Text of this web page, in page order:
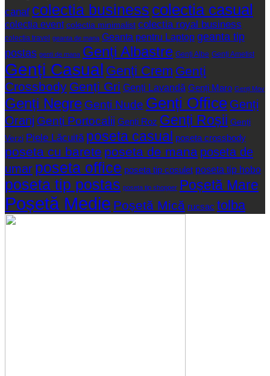
canaf colectia business colectia casual
colectia event colectia minimalist colectia royal business
colectia travel geanta de mana Geanta pentru Laptop geanta tip
postas genti de mana Genți Albastre Genți Albe Genți Ametist
Genți Casual Genți Crem Genți
Crossbody Genți Gri Genți Lavandă Genți Maro Genți Mov
Genți Negre Genți Nude Genți Office Genți
Oranj Genți Portocalii Genți Roz Genți Roșii Genți
Verzi Piele Lăcuită poseta casual poseta crossbody
poseta cu barete poseta de mana poseta de
umar poseta office poseta tip cosulet poseta tip hobo
poseta tip postas poseta tip shopper Poșetă Mare
Poșetă Medie Poșetă Mică rucsac tolba